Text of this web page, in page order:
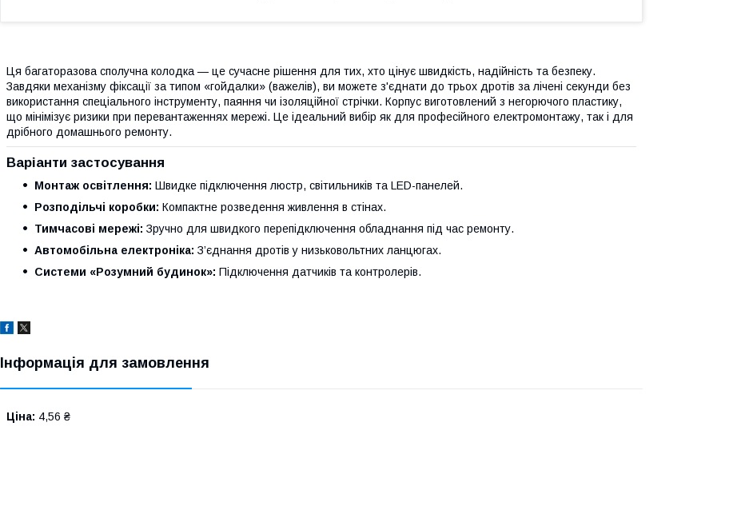
Ця багаторазова сполучна колодка — це сучасне рішення для тих, хто цінує швидкість, надійність та безпеку.
Завдяки механізму фіксації за типом «гойдалки» (важелів), ви можете з'єднати до трьох дротів за лічені секунди без
використання спеціального інструменту, паяння чи ізоляційної стрічки. Корпус виготовлений з негорючого пластику,
що мінімізує ризики при перевантаженнях мережі. Це ідеальний вибір як для професійного електромонтажу, так і для
дрібного домашнього ремонту.
Варіанти застосування
Монтаж освітлення: Швидке підключення люстр, світильників та LED-панелей.
Розподільчі коробки: Компактне розведення живлення в стінах.
Тимчасові мережі: Зручно для швидкого перепідключення обладнання під час ремонту.
Автомобільна електроніка: З’єднання дротів у низьковольтних ланцюгах.
Системи «Розумний будинок»: Підключення датчиків та контролерів.
Інформація для замовлення
Ціна: 4,56 ₴